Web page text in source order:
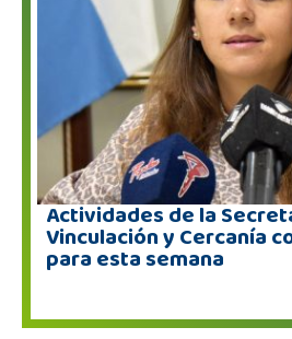
Actividades de la
Vinculación y Cercanía
para esta semana